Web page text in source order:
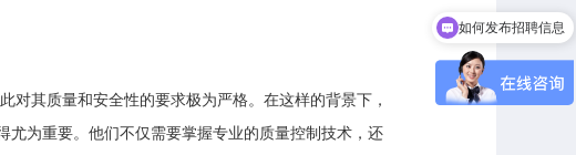
对其质量和安全性的要求极为严格。在这样的背景下，
为重要。他们不仅需要掌握专业的质量控制技术，还
如何发布招聘信息
招聘和求职收费吗？